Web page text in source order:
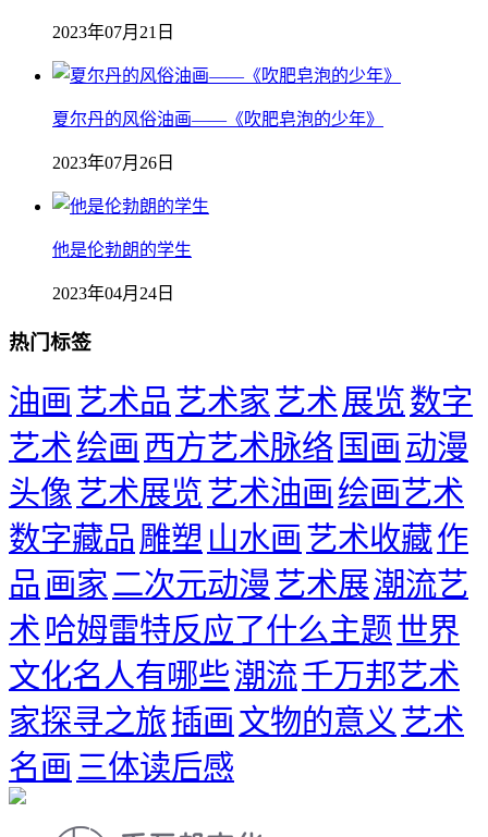
2023年07月21日
夏尔丹的风俗油画——《吹肥皂泡的少年》
2023年07月26日
他是伦勃朗的学生
2023年04月24日
热门标签
油画 艺术品艺术家 艺术 展览数字
艺术绘画 西方艺术脉络 国画 动漫
头像艺术展览艺术油画 绘画艺术
数字藏品 雕塑 山水画 艺术收藏作
品 画家 二次元动漫艺术展潮流艺
术 哈姆雷特反应了什么主题世界
文化名人有哪些潮流千万邦艺术
家探寻之旅插画 文物的意义 艺术
名画 三体读后感